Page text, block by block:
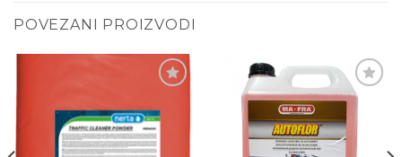
POVEZANI PROIZVODI
wishlist
Add to